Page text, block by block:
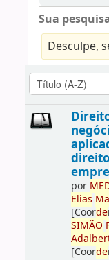
Sua
Desculpe,
direito
por ME
Elias
[Coorde
SIMÃO
[Coorde